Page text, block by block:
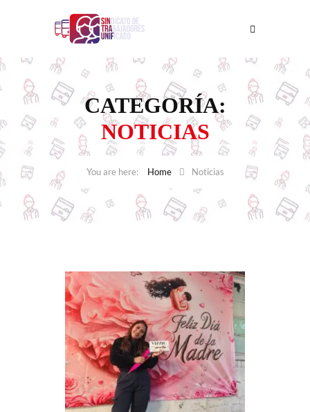
CATEGORÍA:
NOTICIAS
Home Noticias